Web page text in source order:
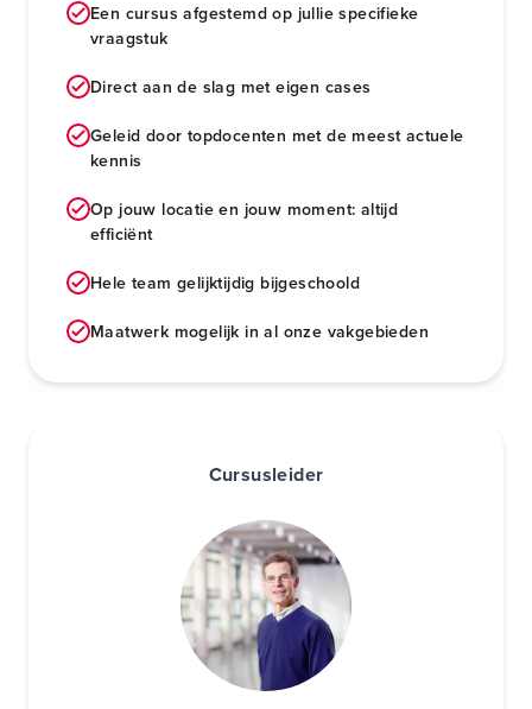
Een cursus afgestemd op jullie specifieke
vraagstuk
Direct aan de slag met eigen cases
Geleid door topdocenten met de meest actuele
kennis
Op jouw locatie en jouw moment: altijd
efficiënt
Hele team gelijktijdig bijgeschoold
Maatwerk mogelijk in al onze vakgebieden
Cursusleider